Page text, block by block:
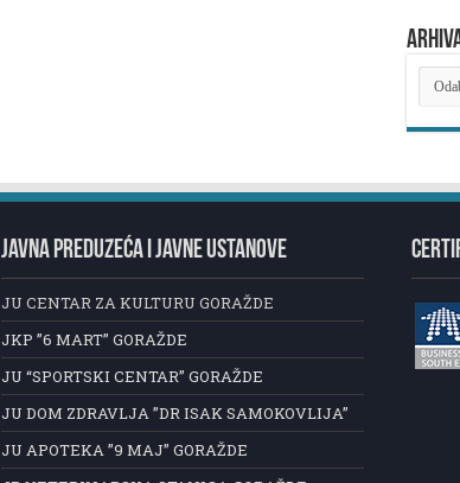
JAVNA PREDUZEĆA I JAVNE USTANOVE
JU CENTAR ZA KULTURU GORAŽDE
JKP ”6 MART” GORAŽDE
JU “SPORTSKI CENTAR” GORAŽDE
JU DOM ZDRAVLJA ”DR ISAK SAMOKOVLIJA”
JU APOTEKA ”9 MAJ” GORAŽDE